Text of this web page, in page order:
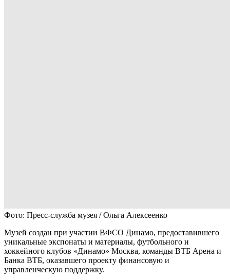
Фото: Пресс-служба музея / Ольга Алексеенко
Музей создан при участии ВФСО Динамо, предоставившего
уникальные экспонаты и материалы, футбольного и
хоккейного клубов «Динамо» Москва, команды ВТБ Арена и
Банка ВТБ, оказавшего проекту финансовую и
управленческую поддержку.